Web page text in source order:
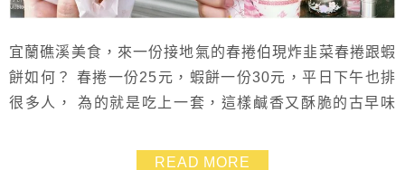
宜蘭礁溪美食，來一份接地氣的春捲伯現炸韭菜春捲跟蝦
餅如何？ 春捲一份25元，蝦餅一份30元，平日下午也排
很多人， 為的就是吃上一套，這樣鹹香又酥脆的古早味
READ MORE